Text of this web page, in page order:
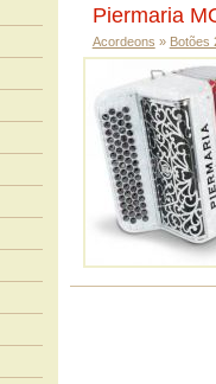
Piermaria
Acordeons » Botões